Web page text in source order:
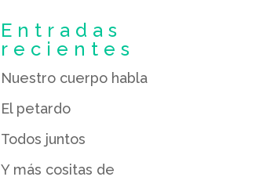
Entradas
recientes
Nuestro cuerpo habla
El petardo
Todos juntos
Y más cositas de